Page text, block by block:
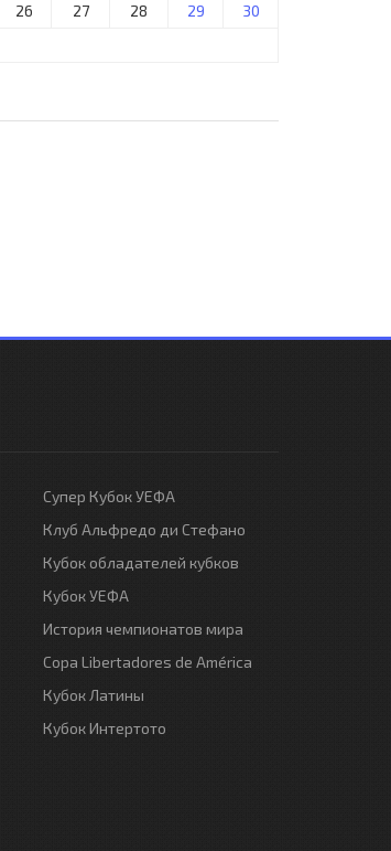
26 27 28 29
30
Супер Кубок УЕФА
Клуб Альфредо ди Стефано
Кубок обладателей кубков
Кубок УЕФА
История чемпионатов мира
Copa Libertadores de América
Кубок Латины
Кубок Интертото